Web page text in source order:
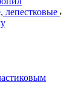
лепестковые